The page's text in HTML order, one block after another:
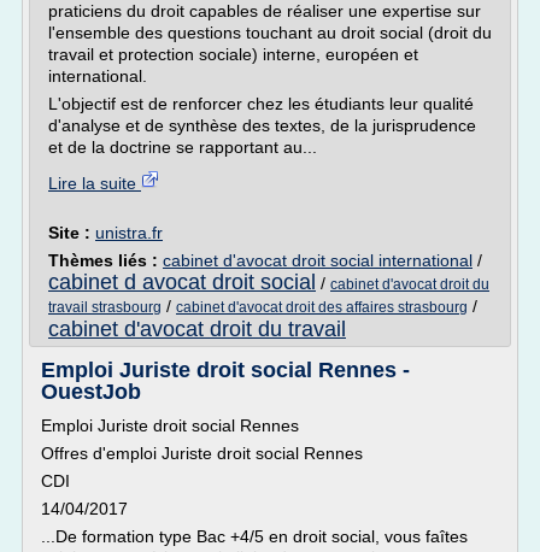
praticiens du droit capables de réaliser une expertise sur
l'ensemble des questions touchant au droit social (droit du
travail et protection sociale) interne, européen et
international.
L'objectif est de renforcer chez les étudiants leur qualité
d'analyse et de synthèse des textes, de la jurisprudence
et de la doctrine se rapportant au...
Lire la suite
Site : unistra.fr
Thèmes liés : cabinet d'avocat droit social international /
cabinet d avocat droit social / cabinet d'avocat droit du
travail strasbourg / cabinet d'avocat droit des affaires strasbourg /
cabinet d'avocat droit du travail
Emploi Juriste droit social Rennes -
OuestJob
Emploi Juriste droit social Rennes
Offres d'emploi Juriste droit social Rennes
CDI
14/04/2017
...De formation type Bac +4/5 en droit social, vous faîtes